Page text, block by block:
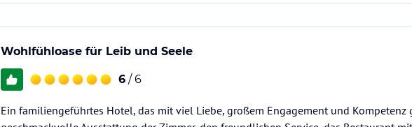
Wohlfühloase für Leib und Seele
6 / 6
Ein familiengeführtes Hotel, das mit viel Liebe, großem Engagement und